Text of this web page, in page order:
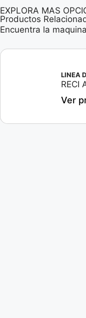
EXPLORA MAS
Productos
Encuentra la
LINEA
RECI
Ver